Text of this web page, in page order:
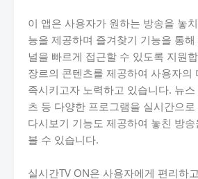
이 앱은 사용자가 원하는 방송을 놓
능을 제공하며 즐겨찾기 기능을 통
널을 빠르게 접근할 수 있도록 지원
장르의 콘텐츠를 제공하여 사용자의
족시키고자 노력하고 있습니다. 뉴
츠 등 다양한 프로그램을 실시간으
다시보기 기능도 제공하여 놓친 방
볼 수 있습니다.
실시간TV ON은 사용자에게 편리하